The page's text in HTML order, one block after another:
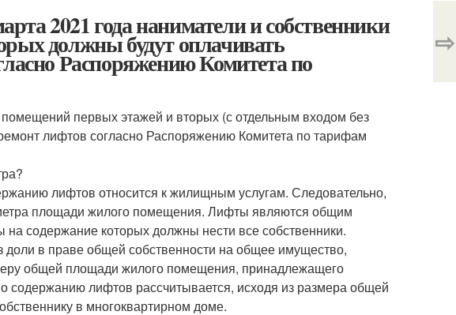
2021 года наниматели и собственники
должны будут оплачивать
Распоряжению Комитета по
первых этажей и вторых (с отдельным входом без
лифтов согласно Распоряжению Комитета по тарифам
лифтов относится к жилищным услугам. Следовательно,
площади жилого помещения. Лифты являются общим
содержание которых должны нести все собственники.
доли в праве общей собственности на общее имущество,
общей площади жилого помещения, принадлежащего
содержанию лифтов рассчитывается, исходя из размера общей
в многоквартирном доме.
⇨